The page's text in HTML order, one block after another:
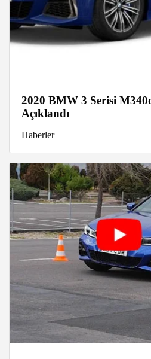
2020 BMW 3 Serisi
Açıklandı
Haberler